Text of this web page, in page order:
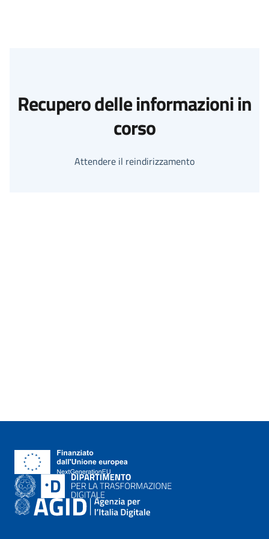
Recupero delle informazioni in
corso
Attendere il reindirizzamento